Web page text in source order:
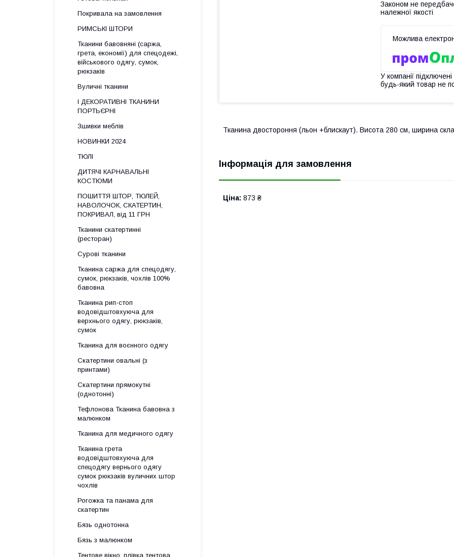
Законом не
належної якості
У компанії
будь-який товар не
Тканина двостороння (льон +блискаут). Висота 280 см, ширина
Інформація для замовлення
Ціна: 873 ₴
Покривала на замовлення
РИМСЬКІ ШТОРИ
Тканини бавовняні (саржа,
грета, економії) для спецодежі,
військового одягу, сумок,
рюкзаків
Вуличні тканини
І ДЕКОРАТИВНІ ТКАНИНИ
ПОРТЬЄРНІ
Зшивки меблів
НОВИНКИ 2024
ТЮЛІ
ДИТЯЧІ КАРНАВАЛЬНІ
КОСТЮМИ
ПОШИТТЯ ШТОР, ТЮЛЕЙ,
НАВОЛОЧОК, СКАТЕРТИН,
ПОКРИВАЛ, від 11 ГРН
Тканини скатертинні
(ресторан)
Сурові тканини
Тканина саржа для спецодягу,
сумок, рюкзаків, чохлів 100%
бавовна
Тканина рип-стоп
водовідштовхуюча для
верхнього одягу, рюкзаків,
сумок
Тканина для воєнного одягу
Скатертини овальні (з
принтами)
Скатертини прямокутні
(однотонні)
Тефлонова Тканина бавовна з
малюнком
Тканина для медичного одягу
Тканина грета
водовідштовхуюча для
спецодягу вернього одягу
сумок рюкзаків вуличних штор
чохлів
Рогожка та панама для
скатертин
Бязь однотонна
Бязь з малюнком
Тентове вікно, плівка тентова